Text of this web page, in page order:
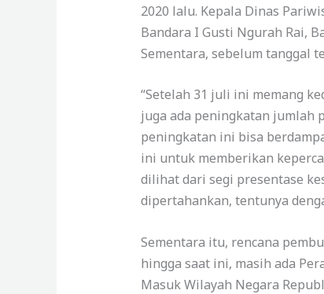
2020 lalu. Kepala Dinas
Bandara I Gusti Ngurah Rai,
Sementara, sebelum tanggal
“Setelah 31 juli ini memang
juga ada peningkatan jumlah
peningkatan ini bisa
ini untuk memberikan
dilihat dari segi presentase
dipertahankan, tentunya
Sementara itu, rencana
hingga saat ini, masih ada
Masuk Wilayah Negara